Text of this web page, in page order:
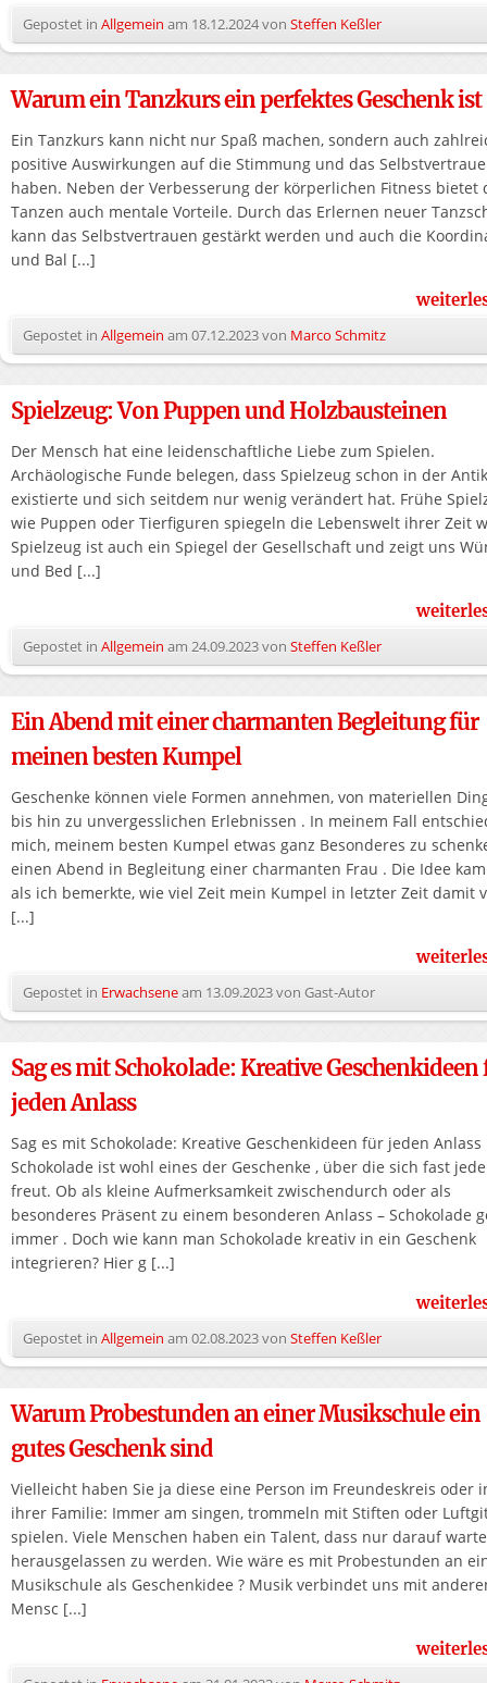
Gepostet in Allgemein am 18.12.2024von Steffen Keßler
Warum ein Tanzkurs ein perfektes Geschenk ist
Ein Tanzkurs kann nicht nur Spaß machen, sondern auch
positive Auswirkungen auf die Stimmung und das
haben. Neben der Verbesserung der körperlichen Fitness bietet
Tanzen auch mentale Vorteile. Durch das Erlernen neuer
kann das Selbstvertrauen gestärkt werden und auch die
und Bal [...]
Gepostet in Allgemein am 07.12.2023von Marco Schmitz
Spielzeug: Von Puppen und Holzbausteinen
Der Mensch hat eine leidenschaftliche Liebe zum Spielen.
Archäologische Funde belegen, dass Spielzeug schon in der
existierte und sich seitdem nur wenig verändert hat. Frühe
wie Puppen oder Tierfiguren spiegeln die Lebenswelt ihrer Zeit
Spielzeug ist auch ein Spiegel der Gesellschaft und zeigt uns
und Bed [...]
Gepostet in Allgemein am 24.09.2023von Steffen Keßler
Ein Abend mit einer charmanten Begleitung für
meinen besten Kumpel
Geschenke können viele Formen annehmen, von materiellen
bis hin zu unvergesslichen Erlebnissen . In meinem Fall
mich, meinem besten Kumpel etwas ganz Besonderes zu
einen Abend in Begleitung einer charmanten Frau . Die Idee
als ich bemerkte, wie viel Zeit mein Kumpel in letzter Zeit damit
[...]
Gepostet in Erwachseneam 13.09.2023von Gast-Autor
Sag es mit Schokolade: Kreative Geschenkideen
jeden Anlass
Sag es mit Schokolade: Kreative Geschenkideen für jeden Anlass
Schokolade ist wohl eines der Geschenke , über die sich fast
freut. Ob als kleine Aufmerksamkeit zwischendurch oder als
besonderes Präsent zu einem besonderen Anlass – Schokolade
immer . Doch wie kann man Schokolade kreativ in ein Geschenk
integrieren? Hier g [...]
Gepostet in Allgemein am 02.08.2023von Steffen Keßler
Warum Probestunden an einer Musikschule ein
gutes Geschenk sind
Vielleicht haben Sie ja diese eine Person im Freundeskreis oder
ihrer Familie: Immer am singen, trommeln mit Stiften oder
spielen. Viele Menschen haben ein Talent, dass nur darauf
herausgelassen zu werden. Wie wäre es mit Probestunden an
Musikschule als Geschenkidee ? Musik verbindet uns mit
Mensc [...]